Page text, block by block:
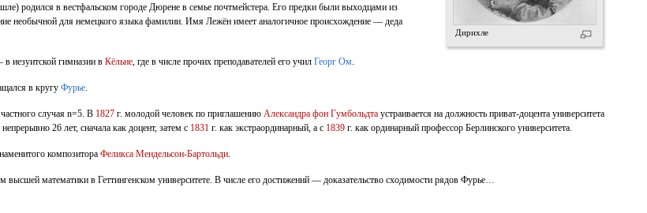
Дирихле
родился в вестфальском городе Дюрене в семье почтмейстера. Его предки были выходцами из
необычной для немецкого языка фамилии. Имя Лежён имеет аналогичное происхождение — деда
в иезуитской гимназии в Кёльне , где в числе прочих преподавателей его учил Георг Ом
в кругу Фурье
случая n=5. В 1827 г. молодой человек по приглашению Александра фон Гумбольдта устраивается на должность приват-доцента университета
непрерывно 26 лет, сначала как доцент, затем с 1831 г. как экстраординарный, а с 1839 г. как ординарный профессор Берлинского университета.
композитора Феликса Мендельсон-Бартольди
высшей математики в Геттингенском университете. В числе его достижений — доказательство сходимости рядов Фурье…